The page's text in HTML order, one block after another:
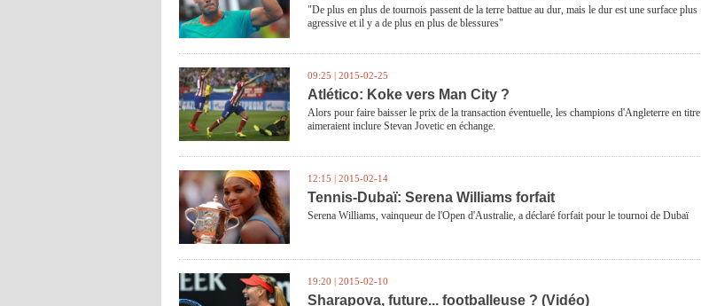
"De plus en plus de tournois passent de la terre battue au dur, mais le dur est une surface plus
agressive et il y a de plus en plus de blessures"
09:25 | 2015-02-25
Atlético: Koke vers Man City ?
Alors pour faire baisser le prix de la transaction éventuelle, les champions d'Angleterre en titre
aimeraient inclure Stevan Jovetic en échange.
12:15 | 2015-02-14
Tennis-Dubaï: Serena Williams forfait
Serena Williams, vainqueur de l'Open d'Australie, a déclaré forfait pour le tournoi de Dubaï
19:20 | 2015-02-10
Sharapova, future... footballeuse ? (Vidéo)